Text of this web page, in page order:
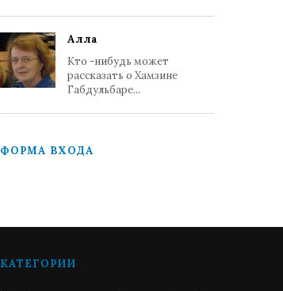
Алла
Кто -нибудь может
рассказать о Хамзине
Габдульбаре...
ФОРМА ВХОДА
КАТЕГОРИИ